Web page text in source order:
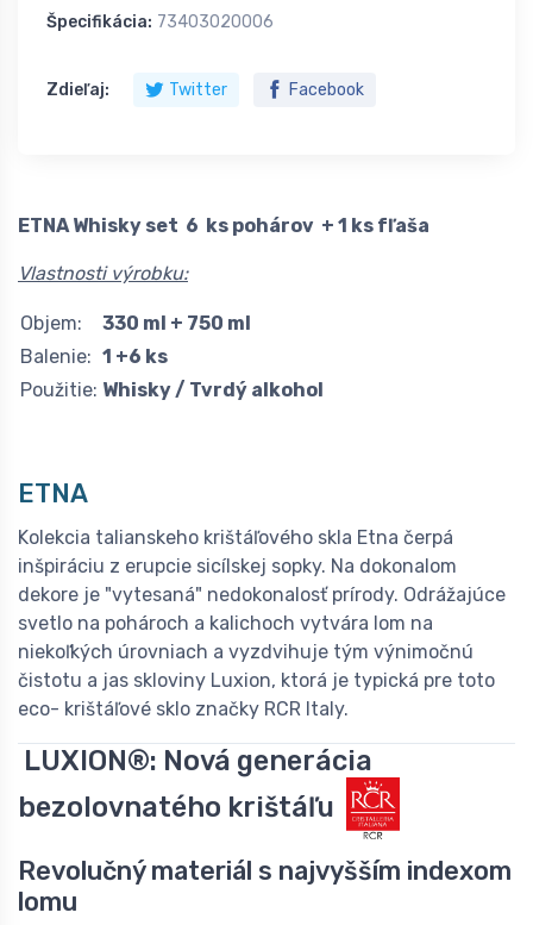
Špecifikácia: 73403020006
Zdieľaj: Twitter Facebook
ETNA Whisky set 6 ks pohárov + 1 ks fľaša
Vlastnosti výrobku:
Objem:
330 ml + 750 ml
Balenie: 1 +6 ks
Použitie: Whisky / Tvrdý alkohol
ETNA
Kolekcia talianskeho krištáľového skla Etna čerpá
inšpiráciu z erupcie sicílskej sopky. Na dokonalom
dekore je "vytesaná" nedokonalosť prírody. Odrážajúce
svetlo na pohároch a kalichoch vytvára lom na
niekoľkých úrovniach a vyzdvihuje tým výnimočnú
čistotu a jas skloviny Luxion, ktorá je typická pre toto
eco- krištáľové sklo značky RCR Italy.
LUXION®: Nová generácia
bezolovnatého krištáľu
Revolučný materiál s najvyšším indexom
lomu